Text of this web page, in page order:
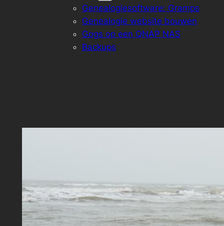
Genealogiesoftware: Gramps
Genealogie website bouwen
Gogs op een QNAP NAS
Backups